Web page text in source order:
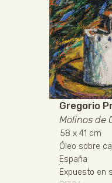
Gregorio
Molinos de
58 x 41 cm
Óleo sobre
España
Expuesto en